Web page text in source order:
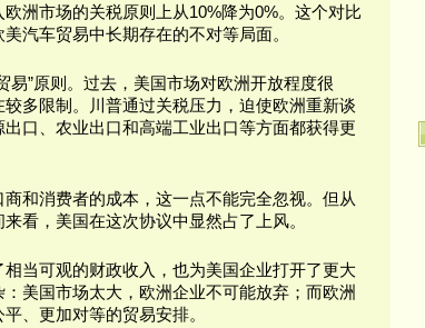
洲市场的关税原则上从10%降为0%。这个对比
汽车贸易中长期存在的不对等局面。
易”原则。过去，美国市场对欧洲开放程度很
多限制。川普通过关税压力，迫使欧洲重新谈
口、农业出口和高端工业出口等方面都获得更
和消费者的成本，这一点不能完全忽视。但从
看，美国在这次协议中显然占了上风。
当可观的财政收入，也为美国企业打开了更大
美国市场太大，欧洲企业不可能放弃；而欧洲
、更加对等的贸易安排。